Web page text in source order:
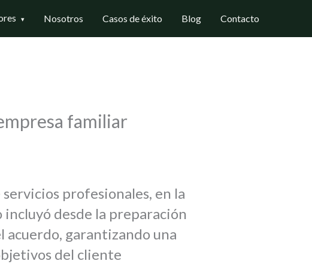
Nosotros Casos de éxito Blog Contacto
familiar
profesionales, en la
desde la preparación
acuerdo, garantizando una
del cliente